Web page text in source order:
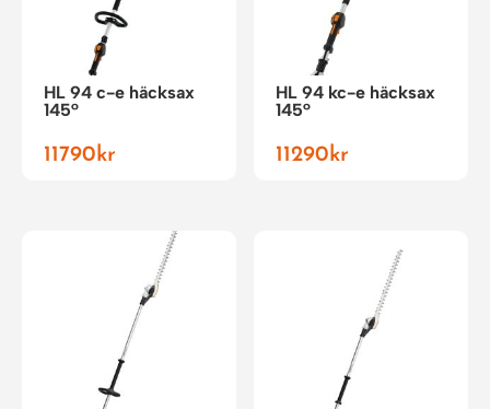
HL 94 c-e häcksax
145°
11790 kr
HL 94 kc-e häcksax
145°
11290 kr